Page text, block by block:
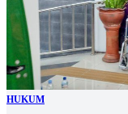
HUKUM